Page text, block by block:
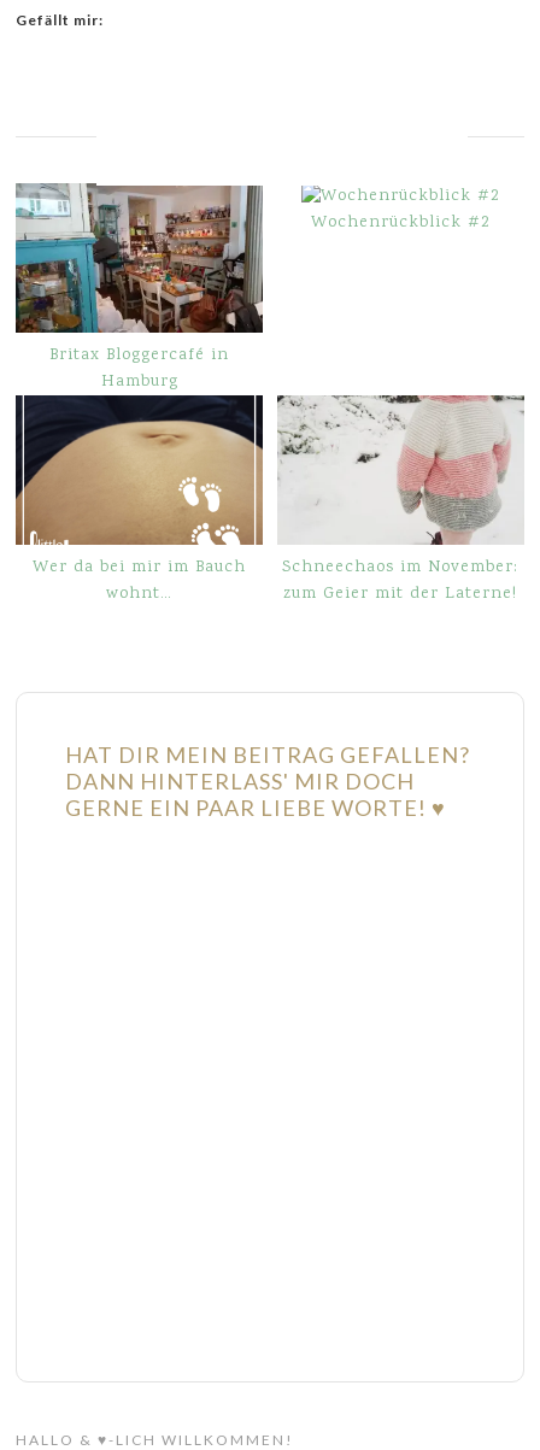
Gefällt mir:
Britax Bloggercafé in
Hamburg
Wochenrückblick #2
Wer da bei mir im Bauch
wohnt…
Schneechaos im November:
zum Geier mit der Laterne!
HAT DIR MEIN BEITRAG GEFALLEN?
DANN HINTERLASS' MIR DOCH
GERNE EIN PAAR LIEBE WORTE! ♥
HALLO & ♥-LICH WILLKOMMEN!